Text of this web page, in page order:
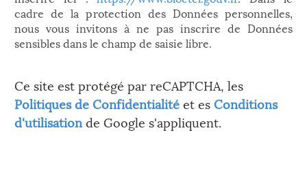
cadre de la protection des Données personnelles,
nous vous invitons à ne pas inscrire de Données
sensibles dans le champ de saisie libre.
Ce site est protégé par reCAPTCHA, les
Politiques de Confidentialitéet esConditions
d'utilisationde Google s'appliquent.